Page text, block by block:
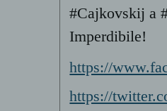
#Cajkovskij a
Imperdibile!
https://
https://